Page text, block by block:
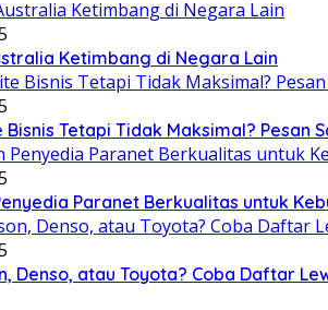
Ketimbang di Negara Lain
Bisnis Tetapi Tidak Maksimal? Pesan
Paranet Berkualitas untuk
Denso, atau Toyota? Coba Daftar